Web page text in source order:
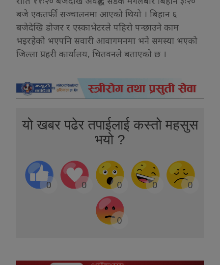
बजे एकतर्फी सञ्चालनमा आएको थियो । बिहान ६
बजेदेखि डोजर र एस्काभेटरले पहिरो पन्छाउने काम
भइरहेको भएपनि सवारी आवागमनमा भने समस्या भएको
जिल्ला प्रहरी कार्यालय, चितवनले बताएको छ ।
यो खबर पढेर तपाईलाई कस्तो महसुस
भयो ?
0 0 0 0 0
0